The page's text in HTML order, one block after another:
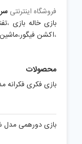
فروشگاه اینترنتی
بازی خاله بازی ،
،اکشن فیگور،
محصولات
بازی فکری فکرانه
بازی دورهمی مدل